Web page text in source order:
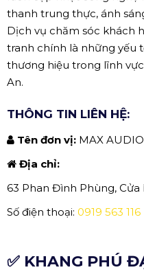
thanh trung thực, ánh
Dịch vụ chăm sóc khách
tranh chính là những yếu
thương hiệu trong lĩnh
An.
THÔNG TIN LIÊN HỆ:
Tên đơn vị: MAX AUDIO
Địa chỉ:
63 Phan Đình Phùng, Cửa
Số điện thoại: 0919 563 116
✅ KHANG PHÚ